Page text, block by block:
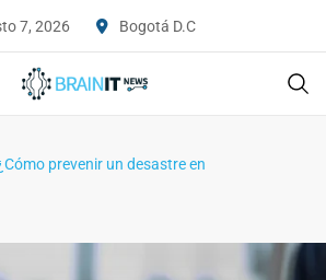
7, 2026 Bogotá D.C
prevenir un desastre en